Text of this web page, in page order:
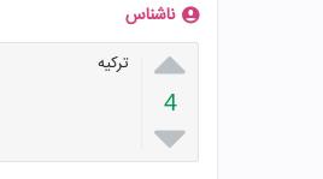
ناشناس

4

ترکیه